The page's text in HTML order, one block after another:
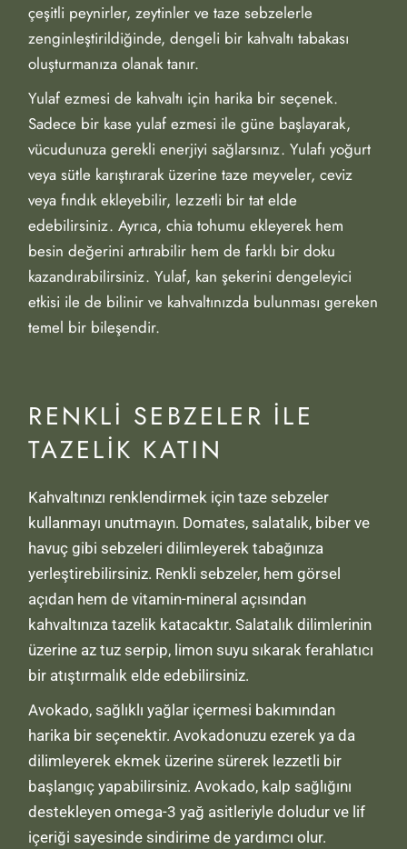
çeşitli peynirler, zeytinler ve taze sebzelerle
zenginleştirildiğinde, dengeli bir kahvaltı tabakası
oluşturmanıza olanak tanır.
Yulaf ezmesi de kahvaltı için harika bir seçenek.
Sadece bir kase yulaf ezmesi ile güne başlayarak,
vücudunuza gerekli enerjiyi sağlarsınız. Yulafı yoğurt
veya sütle karıştırarak üzerine taze meyveler, ceviz
veya fındık ekleyebilir, lezzetli bir tat elde
edebilirsiniz. Ayrıca, chia tohumu ekleyerek hem
besin değerini artırabilir hem de farklı bir doku
kazandırabilirsiniz. Yulaf, kan şekerini dengeleyici
etkisi ile de bilinir ve kahvaltınızda bulunması gereken
temel bir bileşendir.
RENKLI SEBZELER ILE
TAZELIK KATIN
Kahvaltınızı renklendirmek için taze sebzeler
kullanmayı unutmayın. Domates, salatalık, biber ve
havuç gibi sebzeleri dilimleyerek tabağınıza
yerleştirebilirsiniz. Renkli sebzeler, hem görsel
açıdan hem de vitamin-mineral açısından
kahvaltınıza tazelik katacaktır. Salatalık dilimlerinin
üzerine az tuz serpip, limon suyu sıkarak ferahlatıcı
bir atıştırmalık elde edebilirsiniz.
Avokado, sağlıklı yağlar içermesi bakımından
harika bir seçenektir. Avokadonuzu ezerek ya da
dilimleyerek ekmek üzerine sürerek lezzetli bir
başlangıç yapabilirsiniz. Avokado, kalp sağlığını
destekleyen omega-3 yağ asitleriyle doludur ve lif
içeriği sayesinde sindirime de yardımcı olur.